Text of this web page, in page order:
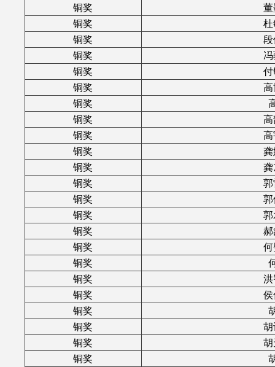
铜奖
铜奖
铜奖
铜奖
铜奖
铜奖
铜奖
铜奖
铜奖
铜奖
铜奖
铜奖
铜奖
铜奖
铜奖
铜奖
铜奖
铜奖
铜奖
铜奖
铜奖
铜奖
铜奖